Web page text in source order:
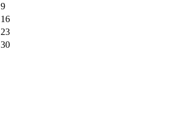
9
16
23
30